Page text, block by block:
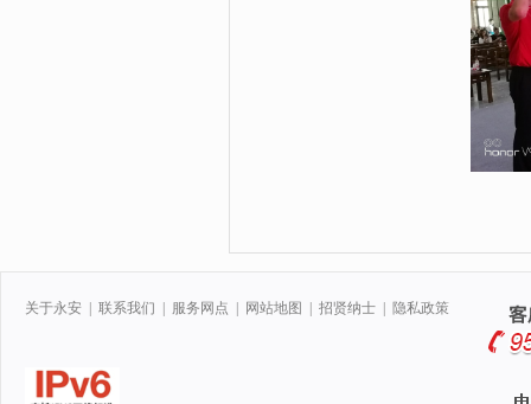
关于永安 联系我们 服务网点 网站地图 招贤纳士 隐私政策